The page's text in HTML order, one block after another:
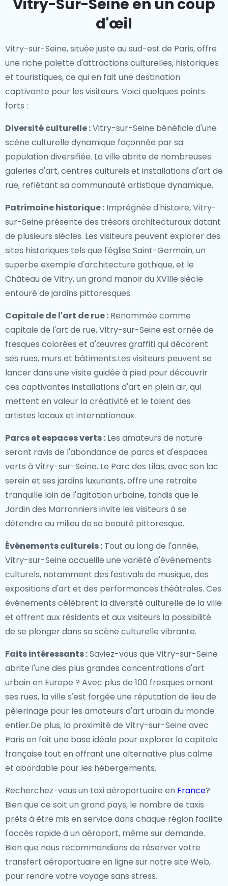
Vitry-Sur-Seine en un coup
d'œil
Vitry-sur-Seine, située juste au sud-est de Paris, offre
une riche palette d'attractions culturelles, historiques
et touristiques, ce qui en fait une destination
captivante pour les visiteurs. Voici quelques points
forts :
Diversité culturelle :Vitry-sur-Seine bénéficie d'une
scène culturelle dynamique façonnée par sa
population diversifiée. La ville abrite de nombreuses
galeries d'art, centres culturels et installations d'art de
rue, reflétant sa communauté artistique dynamique.
Patrimoine historique : Imprégnée d'histoire, Vitry-
sur-Seine présente des trésors architecturaux datant
de plusieurs siècles. Les visiteurs peuvent explorer des
sites historiques tels que l'église Saint-Germain, un
superbe exemple d'architecture gothique, et le
Château de Vitry, un grand manoir du XVIIIe siècle
entouré de jardins pittoresques.
Capitale de l'art de rue : Renommée comme
capitale de l'art de rue, Vitry-sur-Seine est ornée de
fresques colorées et d'œuvres graffiti qui décorent
ses rues, murs et bâtiments.Les visiteurs peuvent se
lancer dans une visite guidée à pied pour découvrir
ces captivantes installations d'art en plein air, qui
mettent en valeur la créativité et le talent des
artistes locaux et internationaux.
Parcs et espaces verts : Les amateurs de nature
seront ravis de l'abondance de parcs et d'espaces
verts à Vitry-sur-Seine. Le Parc des Lilas, avec son lac
serein et ses jardins luxuriants, offre une retraite
tranquille loin de l'agitation urbaine, tandis que le
Jardin des Marronniers invite les visiteurs à se
détendre au milieu de sa beauté pittoresque.
Événements culturels : Tout au long de l'année,
Vitry-sur-Seine accueille une variété d'événements
culturels, notamment des festivals de musique, des
expositions d'art et des performances théâtrales. Ces
événements célèbrent la diversité culturelle de la ville
et offrent aux résidents et aux visiteurs la possibilité
de se plonger dans sa scène culturelle vibrante.
Faits intéressants :Saviez-vous que Vitry-sur-Seine
abrite l'une des plus grandes concentrations d'art
urbain en Europe ? Avec plus de 100 fresques ornant
ses rues, la ville s'est forgée une réputation de lieu de
pèlerinage pour les amateurs d'art urbain du monde
entier.De plus, la proximité de Vitry-sur-Seine avec
Paris en fait une base idéale pour explorer la capitale
française tout en offrant une alternative plus calme
et abordable pour les hébergements.
Recherchez-vous un taxi aéroportuaire en France?
Bien que ce soit un grand pays, le nombre de taxis
prêts à être mis en service dans chaque région facilite
l'accès rapide à un aéroport, même sur demande.
Bien que nous recommandions de réserver votre
transfert aéroportuaire en ligne sur notre site Web,
pour rendre votre voyage sans stress.